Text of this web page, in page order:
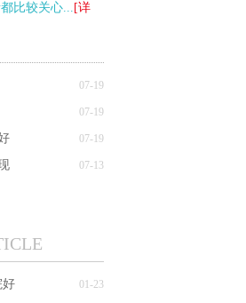
比较关心...[详
07-19
07-19
07-19
07-13
01-23
好